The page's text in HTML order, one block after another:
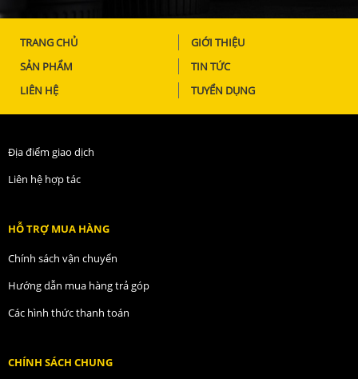
TRANG CHỦ
GIỚI THIỆU
SẢN PHẨM
TIN TỨC
LIÊN HỆ
TUYỂN DỤNG
Địa điểm giao dịch
Liên hệ hợp tác
HỖ TRỢ MUA HÀNG
Chính sách vận chuyển
Hướng dẫn mua hàng trả góp
Các hình thức thanh toán
CHÍNH SÁCH CHUNG